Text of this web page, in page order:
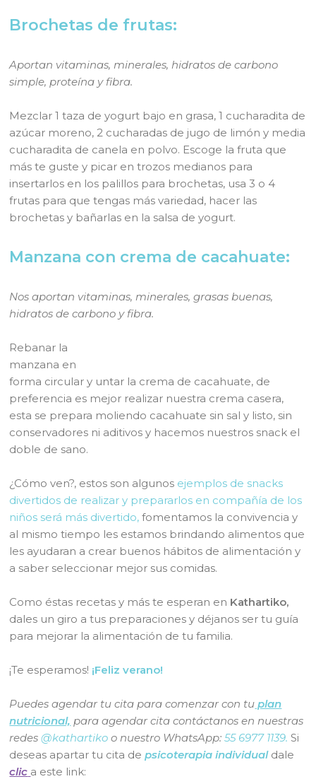
Brochetas de frutas:
Aportan vitaminas, minerales, hidratos de carbono
simple, proteína y fibra.
Mezclar 1 taza de yogurt bajo en grasa, 1 cucharadita de
azúcar moreno, 2 cucharadas de jugo de limón y media
cucharadita de canela en polvo. Escoge la fruta que
más te guste y picar en trozos medianos para
insertarlos en los palillos para brochetas, usa 3 o 4
frutas para que tengas más variedad, hacer las
brochetas y bañarlas en la salsa de yogurt.
Manzana con crema de cacahuate:
Nos aportan vitaminas, minerales, grasas buenas,
hidratos de carbono y fibra.
Rebanar la
manzana en
forma circular y untar la crema de cacahuate, de
preferencia es mejor realizar nuestra crema casera,
esta se prepara moliendo cacahuate sin sal y listo, sin
conservadores ni aditivos y hacemos nuestros snack el
doble de sano.
¿Cómo ven?, estos son algunos ejemplos de snacks
divertidos de realizar y prepararlos en compañía de los
niños será más divertido, fomentamos la convivencia y
al mismo tiempo les estamos brindando alimentos que
les ayudaran a crear buenos hábitos de alimentación y
a saber seleccionar mejor sus comidas.
Como éstas recetas y más te esperan en Kathartiko,
dales un giro a tus preparaciones y déjanos ser tu guía
para mejorar la alimentación de tu familia.
¡Te esperamos! ¡Feliz verano!
Puedes agendar tu cita para comenzar con tu plan
nutricional, para agendar cita contáctanos en nuestras
redes @kathartiko o nuestro WhatsApp:55 6977 1139.Si
deseas apartar tu cita depsicoterapia individualdale
clic a este link: